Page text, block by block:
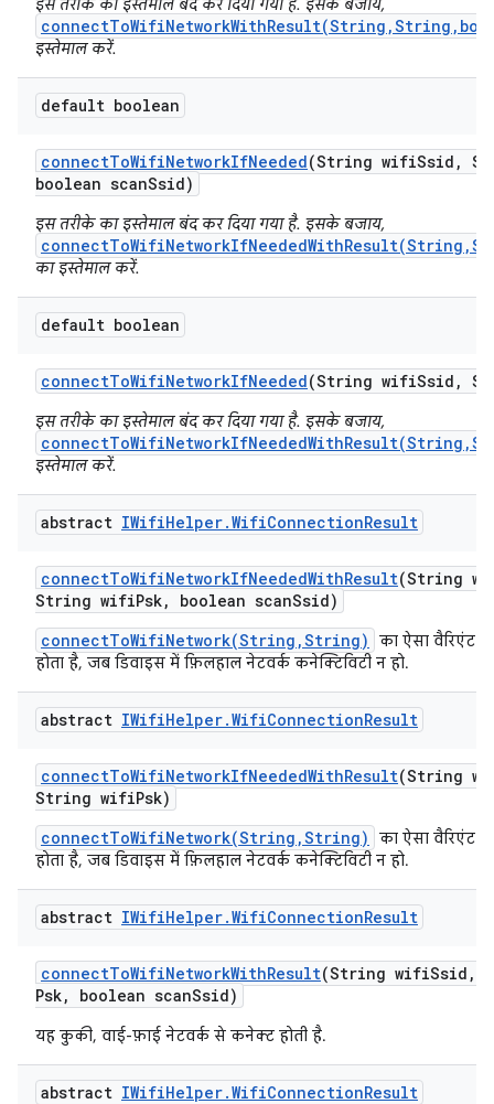
इस तरीके का इस्तेमाल बंद कर दिया गया है. इसके बजाय,
इस्तेमाल करें.
default boolean
connectToWifiNetworkIfNeeded(String wifiSsid ,
boolean scanSsid)
इस तरीके का इस्तेमाल बंद कर दिया गया है. इसके बजाय,
का इस्तेमाल करें.
default boolean
connectToWifiNetworkIfNeeded(String wifiSsid ,
इस तरीके का इस्तेमाल बंद कर दिया गया है. इसके बजाय,
इस्तेमाल करें.
abstract IWifiHelper.WifiConnectionResult
connectToWifiNetworkIfNeededWithResult(String
String wifiPsk, boolean scanSsid)
connectToWifiNetwork(String,String)
का ऐसा वैरिएंट
होता है, जब डिवाइस में फ़िलहाल नेटवर्क कनेक्टिविटी न हो.
abstract IWifiHelper.WifiConnectionResult
connectToWifiNetworkIfNeededWithResult(String
String wifiPsk)
connectToWifiNetwork(String,String)
का ऐसा वैरिएंट
होता है, जब डिवाइस में फ़िलहाल नेटवर्क कनेक्टिविटी न हो.
abstract IWifiHelper.WifiConnectionResult
connectToWifiNetworkWithResult(String wifiSsid ,
Psk, boolean scanSsid)
यह कुकी, वाई-फ़ाई नेटवर्क से कनेक्ट होती है.
abstract IWifiHelper.WifiConnectionResult